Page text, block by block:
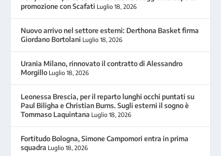
promozione con Scafati Luglio 18, 2026
Nuovo arrivo nel settore esterni: Derthona Basket firma
Giordano Bortolani Luglio 18, 2026
Urania Milano, rinnovato il contratto di Alessandro
Morgillo Luglio 18, 2026
Leonessa Brescia, per il reparto lunghi occhi puntati su
Paul Biligha e Christian Burns. Sugli esterni il sogno è
Tommaso Laquintana Luglio 18, 2026
Fortitudo Bologna, Simone Campomori entra in prima
squadra Luglio 18, 2026